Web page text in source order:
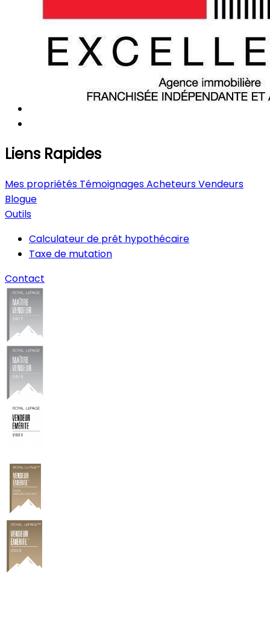
Liens Rapides
Mes propriétés TémoignagesAcheteursVendeurs
Blogue
Outils
Calculateur de prêt hypothécaire
Taxe de mutation
Contact